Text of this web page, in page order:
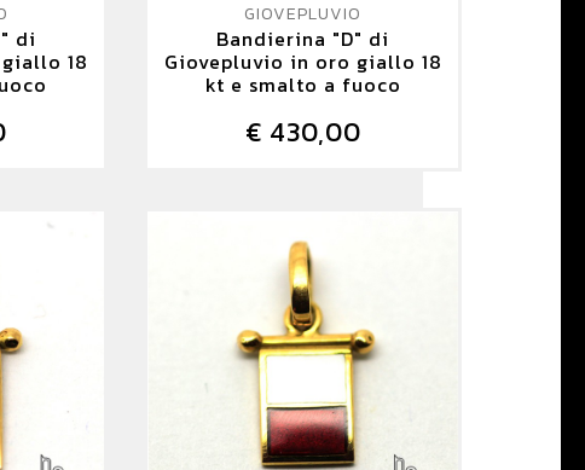
di
18
GIOVEPLUVIO
Bandierina "D" di
Giovepluvio in oro giallo 18
kt e smalto a fuoco
€ 430,00